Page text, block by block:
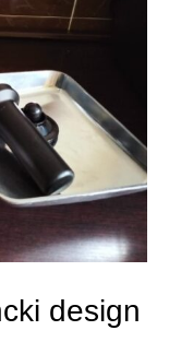
design